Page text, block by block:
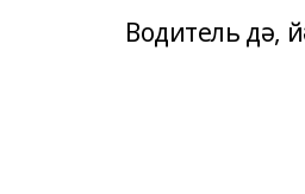
Водитель дә,